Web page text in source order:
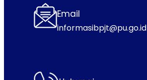
Email
informasibpjt@pu.go.id